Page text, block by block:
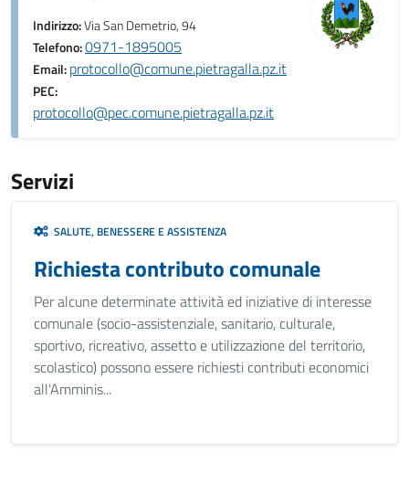
Indirizzo:Via San Demetrio, 94
Telefono:0971-1895005
Email:protocollo@comune.pietragalla.pz.it
PEC:
protocollo@pec.comune.pietragalla.pz.it
Servizi
SALUTE, BENESSERE E ASSISTENZA
Richiesta contributo comunale
Per alcune determinate attività ed iniziative di interesse
comunale (socio-assistenziale, sanitario, culturale,
sportivo, ricreativo, assetto e utilizzazione del territorio,
scolastico) possono essere richiesti contributi economici
all'Amminis...